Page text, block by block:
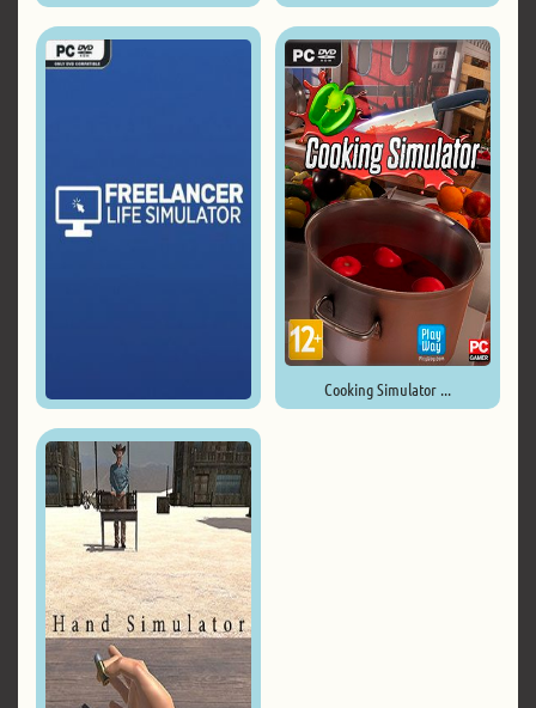
Cooking Simulator ...